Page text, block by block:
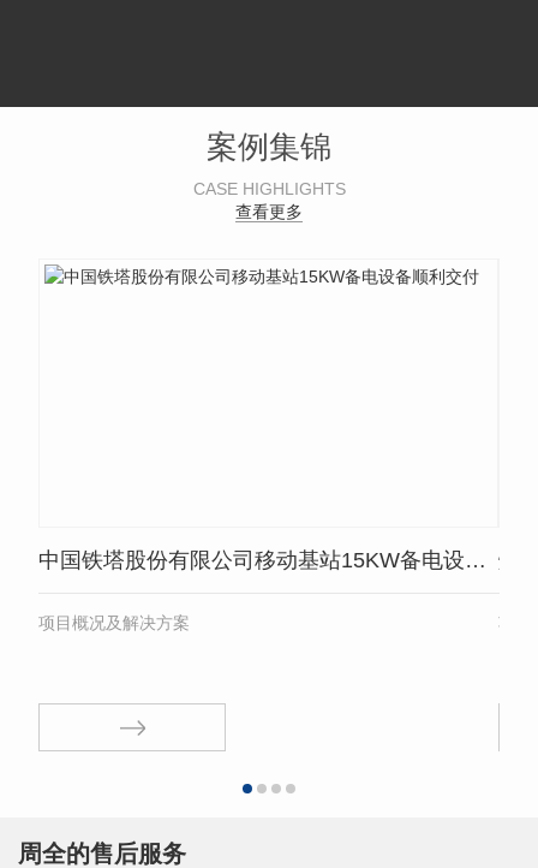
案例集锦
CASE HIGHLIGHTS
查看更多
中国铁塔股份有限公司移动基站15KW备电设备顺利交付
项目概况及解决方案 项目
周全的售后服务